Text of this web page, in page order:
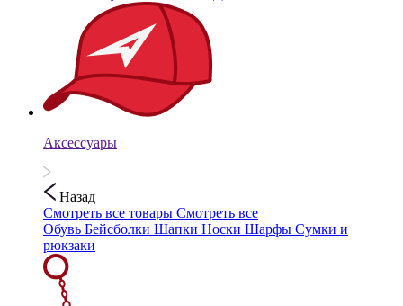
Аксессуары
Назад
Смотреть все товары Смотреть все
Обувь Бейсболки Шапки Носки Шарфы Сумки и
рюкзаки